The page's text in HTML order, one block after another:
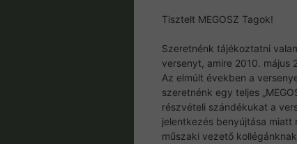
Tisztelt MEGOSZ Tagok!
Szeretnénk tájékoztatni
versenyt, amire 2010. május
Az elmúlt években a
szeretnénk egy teljes
részvételi szándékukat a
jelentkezés benyújtása miatt
műszaki vezető